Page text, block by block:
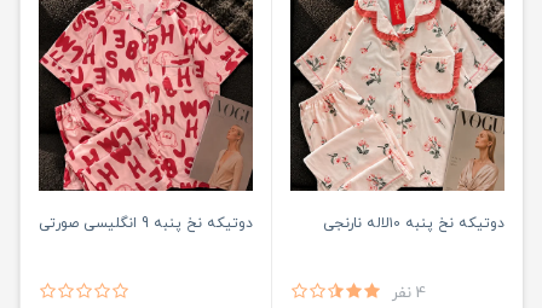
دوتیکه نخ پنبه ۱0لاله نارنجی
4 نفر
دوتیکه نخ پنبه 9 انگلیسی صورتی